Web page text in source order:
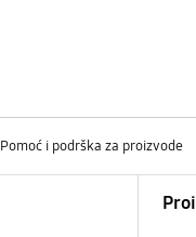
Pomoć i podrška za proizvode